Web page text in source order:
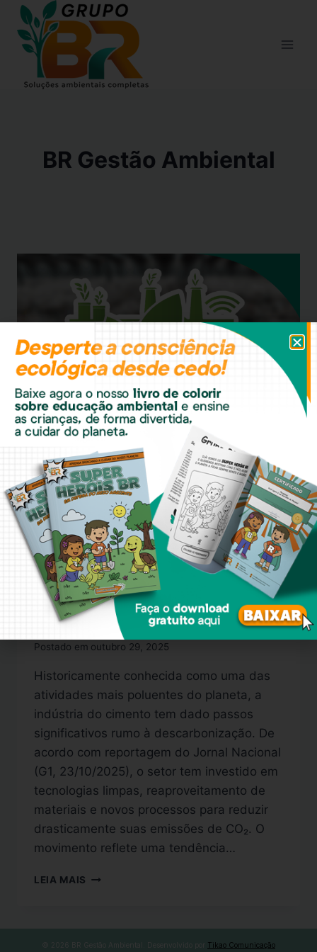
BR Gestão Ambiental
GERENCIAMENTO DE RESÍDUOS
Sustentabilidade em
Movimento: O Papel da
Gestão de Resíduos na
Transformação da
Indústria Brasileira
Postado em outubro 29, 2025
Historicamente conhecida como uma das
atividades mais poluentes do planeta, a
indústria do cimento tem dado passos
significativos rumo à descarbonização. De
acordo com reportagem do Jornal Nacional
(G1, 23/10/2025), o setor tem investido em
tecnologias limpas, reaproveitamento de
materiais e novos processos para reduzir
drasticamente suas emissões de CO₂. O
movimento reflete uma tendência…
LEIA MAIS
© 2026 BR Gestão Ambiental. Desenvolvido por Tikao Comunicação